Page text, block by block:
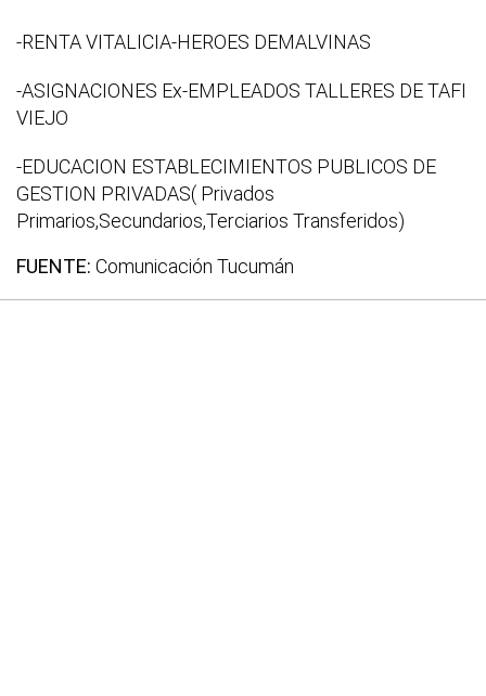
-RENTA VITALICIA-HEROES DEMALVINAS
-ASIGNACIONES Ex-EMPLEADOS TALLERES DE TAFI
VIEJO
-EDUCACION ESTABLECIMIENTOS PUBLICOS DE
GESTION PRIVADAS( Privados
Primarios,Secundarios,Terciarios Transferidos)
FUENTE: Comunicación Tucumán